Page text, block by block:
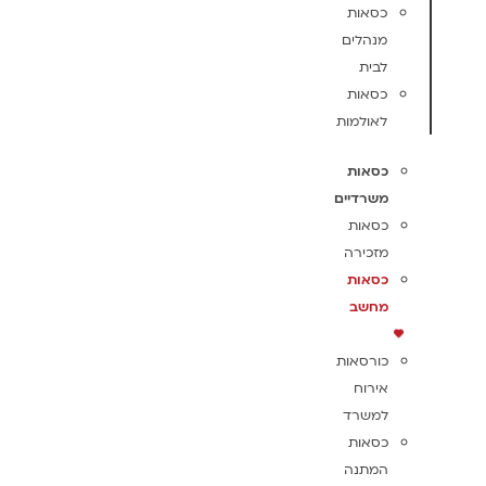
כסאות
מנהלים
לבית
כסאות
לאולמות
כסאות
משרדיים
כסאות
מזכירה
כסאות
מחשב
כורסאות
אירוח
למשרד
כסאות
המתנה